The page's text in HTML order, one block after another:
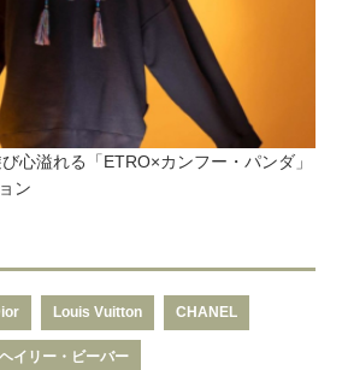
心溢れる「ETRO×カンフー・パンダ」
ン
Louis Vuitton CHANEL
ヘイリー・ビーバー